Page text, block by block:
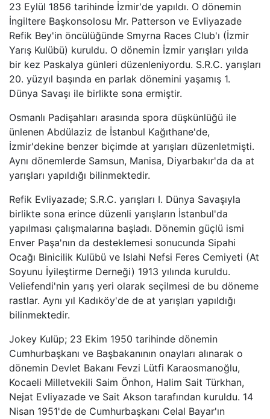
23 Eylül 1856 tarihinde İzmir'de yapıldı. O dönemin
İngiltere Başkonsolosu Mr. Patterson ve Evliyazade
Refik Bey'in öncülüğünde Smyrna Races Club'ı (İzmir
Yarış Kulübü) kuruldu. O dönemin İzmir yarışları yılda
bir kez Paskalya günleri düzenleniyordu. S.R.C. yarışları
20. yüzyıl başında en parlak dönemini yaşamış 1.
Dünya Savaşı ile birlikte sona ermiştir.
Osmanlı Padişahları arasında spora düşkünlüğü ile
ünlenen Abdülaziz de İstanbul Kağıthane'de,
İzmir'dekine benzer biçimde at yarışları düzenletmişti.
Aynı dönemlerde Samsun, Manisa, Diyarbakır'da da at
yarışları yapıldığı bilinmektedir.
Refik Evliyazade; S.R.C. yarışları I. Dünya Savaşıyla
birlikte sona erince düzenli yarışların İstanbul'da
yapılması çalışmalarına başladı. Dönemin güçlü ismi
Enver Paşa'nın da desteklemesi sonucunda Sipahi
Ocağı Binicilik Kulübü ve Islahi Nefsi Feres Cemiyeti (At
Soyunu İyileştirme Derneği) 1913 yılında kuruldu.
Veliefendi'nin yarış yeri olarak seçilmesi de bu döneme
rastlar. Aynı yıl Kadıköy'de de at yarışları yapıldığı
bilinmektedir.
Jokey Kulüp; 23 Ekim 1950 tarihinde dönemin
Cumhurbaşkanı ve Başbakanının onayları alınarak o
dönemin Devlet Bakanı Fevzi Lütfi Karaosmanoğlu,
Kocaeli Milletvekili Saim Önhon, Halim Sait Türkhan,
Nejat Evliyazade ve Sait Akson tarafından kuruldu. 14
Nisan 1951'de de Cumhurbaşkanı Celal Bayar'ın